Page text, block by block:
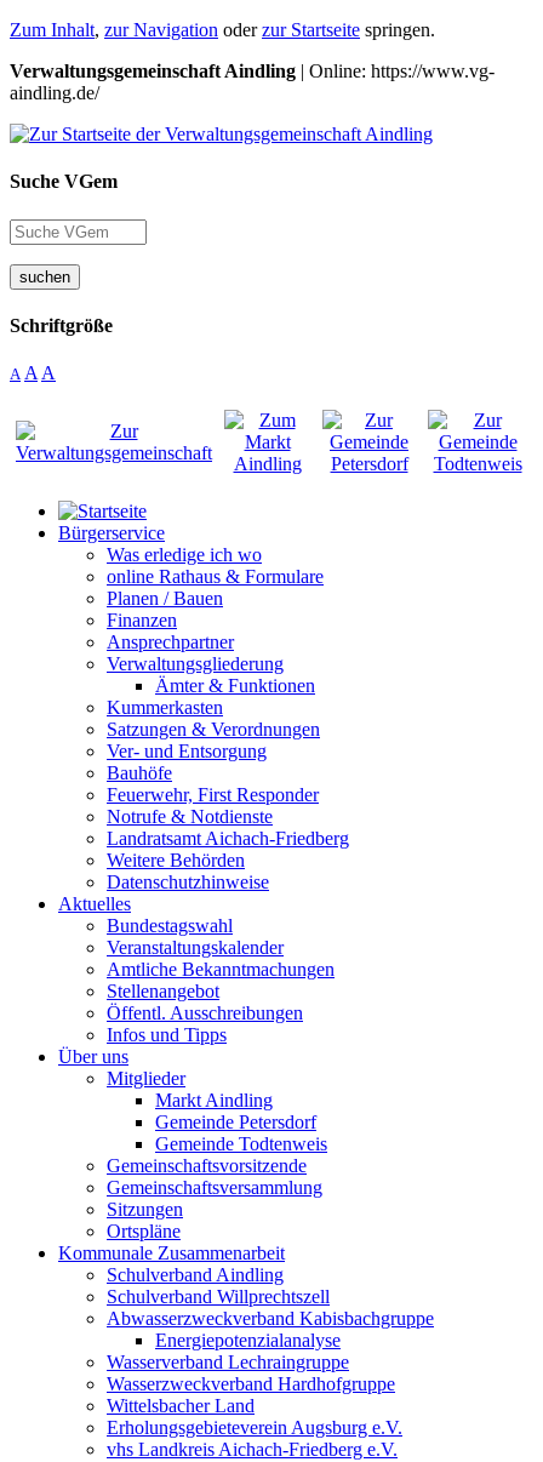
Zum Inhalt, zur Navigation oderzur Startseite springen.
Verwaltungsgemeinschaft Aindling | Online: https://www.vg-
aindling.de/
Suche VGem
suchen
Schriftgröße
A A A
Bürgerservice
Was erledige ich wo
online Rathaus & Formulare
Planen / Bauen
Finanzen
Ansprechpartner
Verwaltungsgliederung
Ämter & Funktionen
Kummerkasten
Satzungen & Verordnungen
Ver- und Entsorgung
Bauhöfe
Feuerwehr, First Responder
Notrufe & Notdienste
Landratsamt Aichach-Friedberg
Weitere Behörden
Datenschutzhinweise
Aktuelles
Bundestagswahl
Veranstaltungskalender
Amtliche Bekanntmachungen
Stellenangebot
Öffentl. Ausschreibungen
Infos und Tipps
Über uns
Mitglieder
Markt Aindling
Gemeinde Petersdorf
Gemeinde Todtenweis
Gemeinschaftsvorsitzende
Gemeinschaftsversammlung
Sitzungen
Ortspläne
Kommunale Zusammenarbeit
Schulverband Aindling
Schulverband Willprechtszell
Abwasserzweckverband Kabisbachgruppe
Energiepotenzialanalyse
Wasserverband Lechraingruppe
Wasserzweckverband Hardhofgruppe
Wittelsbacher Land
Erholungsgebieteverein Augsburg e.V.
vhs Landkreis Aichach-Friedberg e.V.